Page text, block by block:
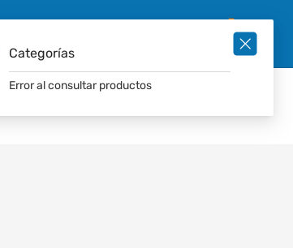
Categorías
Error al consultar productos